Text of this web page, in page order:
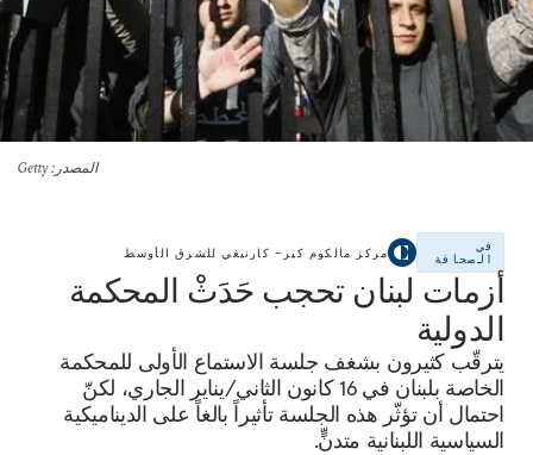
المصدر : Getty
في
الصحافة
مركز مالكوم كير– كارنيغي للشرق الأوسط
أزمات لبنان تحجب حَدَثْ المحكمة
الدولية
يترقّب كثيرون بشغف جلسة الاستماع الأولى للمحكمة
الخاصة بلبنان في 16 كانون الثاني/يناير الجاري، لكنّ
احتمال أن تؤثّر هذه الجلسة تأثيراً بالغاً على الديناميكية
السياسية اللبنانية متدنٍّ.